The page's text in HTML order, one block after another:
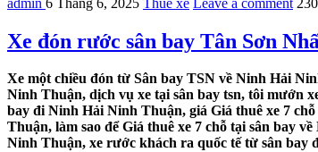
Xe đón rước sân bay Tân Sơn
Xe một chiều đón từ Sân bay TSN về Ninh Hải
Ninh Thuận, dịch vụ xe tại sân bay tsn, tôi mướn
bay đi Ninh Hải Ninh Thuận, giá Giá thuê xe 7
Thuận, làm sao để Giá thuê xe 7 chỗ tại sân bay
Ninh Thuận, xe rước khách ra quốc tế từ sân bay